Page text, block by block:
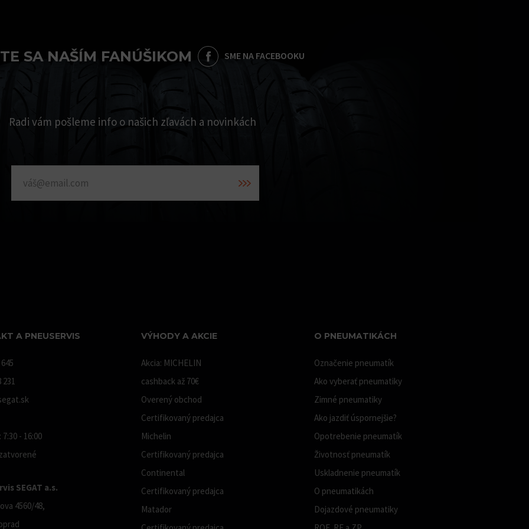
SA NAŠÍM FANÚŠIKOM SME NA FACEBOOKU
Radi vám pošleme info o našich zľavách a novinkách
A PNEUSERVIS
231
- 16:00
SEGAT a.s.
4560/48,
VÝHODY A AKCIE
Akcia: MICHELIN
cashback až 70€
Overený obchod
Certifikovaný predajca
Michelin
Certifikovaný predajca
Continental
Certifikovaný predajca
Matador
O PNEUMATIKÁCH
Označenie pneumatík
Ako vyberať pneumatiky
Zimné pneumatiky
Ako jazdiť úspornejšie?
Opotrebenie pneumatík
Životnosť pneumatík
Uskladnenie pneumatík
O pneumatikách
Dojazdové pneumatiky